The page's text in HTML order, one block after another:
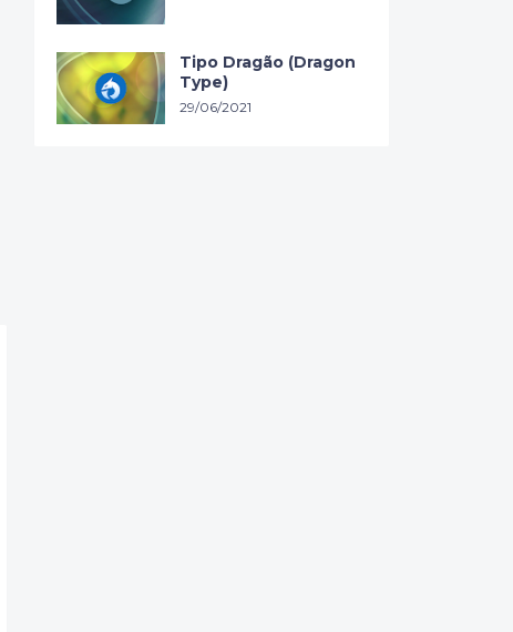
Tipo Dragão (Dragon
Type)
29/06/2021